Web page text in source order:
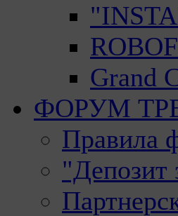
Grand
ФОРУМ
Правила
"Депозит